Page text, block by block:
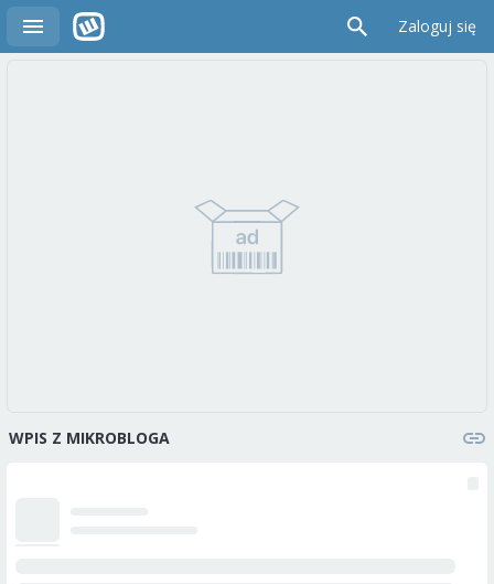
Zaloguj się
WPIS Z MIKROBLOGA